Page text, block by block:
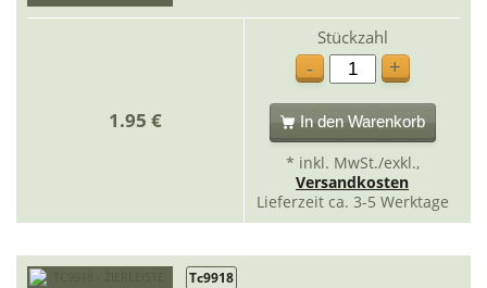
1.95 €
Stückzahl
-
+
In den Warenkorb
* inkl. MwSt./exkl.,
Versandkosten
Lieferzeit ca. 3-5 Werktage
Tc9918